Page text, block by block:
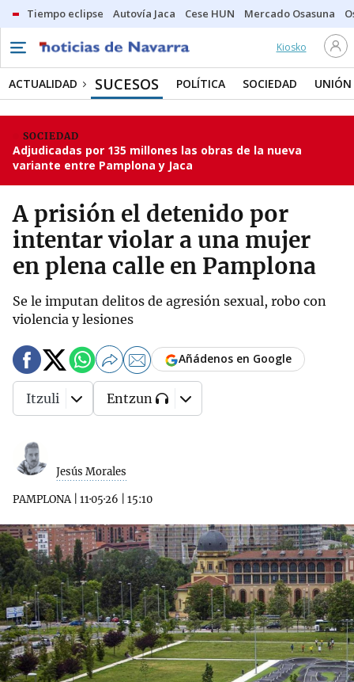
Tiempo eclipse Autovía Jaca Cese HUN Mercado Osasuna
Kiosko
ACTUALIDAD SUCESOS POLÍTICA SOCIEDAD UNIÓN
SOCIEDAD
Adjudicadas por 135 millones las obras de la nueva
variante entre Pamplona y Jaca
A prisión el detenido por
intentar violar a una mujer
en plena calle en Pamplona
Se le imputan delitos de agresión sexual, robo con
violencia y lesiones
Jesús Morales
PAMPLONA| 11·05·26 15:10
Añádenos en Google
Itzuli Entzun